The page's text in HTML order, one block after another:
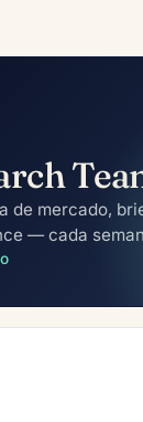
de mercado,
— cada